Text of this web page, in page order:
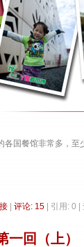
餐馆非常多，至
| 评论: 15| 引用: 0 |
一回（上）